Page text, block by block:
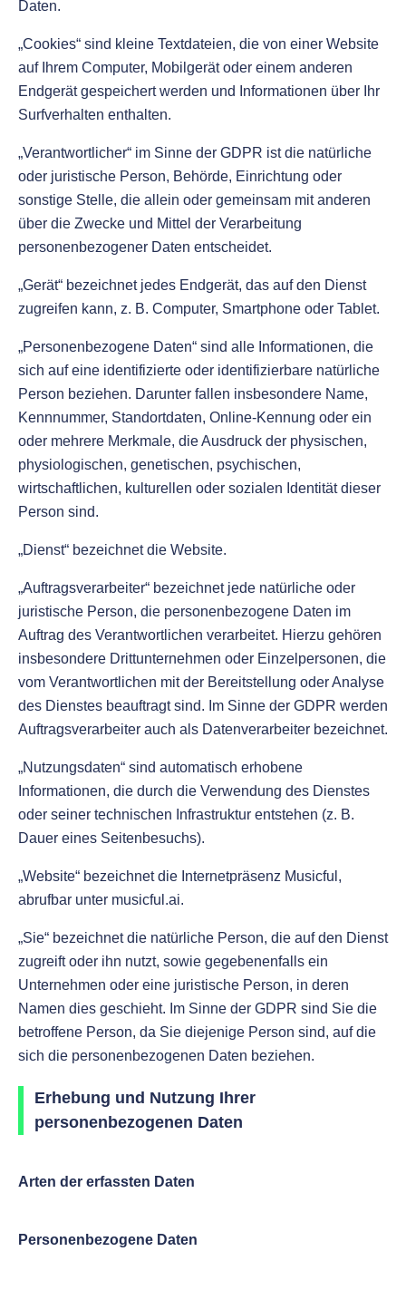
Daten.
„Cookies“ sind kleine Textdateien, die von einer Website
auf Ihrem Computer, Mobilgerät oder einem anderen
Endgerät gespeichert werden und Informationen über Ihr
Surfverhalten enthalten.
„Verantwortlicher“ im Sinne der GDPR ist die natürliche
oder juristische Person, Behörde, Einrichtung oder
sonstige Stelle, die allein oder gemeinsam mit anderen
über die Zwecke und Mittel der Verarbeitung
personenbezogener Daten entscheidet.
„Gerät“ bezeichnet jedes Endgerät, das auf den Dienst
zugreifen kann, z. B. Computer, Smartphone oder Tablet.
„Personenbezogene Daten“ sind alle Informationen, die
sich auf eine identifizierte oder identifizierbare natürliche
Person beziehen. Darunter fallen insbesondere Name,
Kennnummer, Standortdaten, Online-Kennung oder ein
oder mehrere Merkmale, die Ausdruck der physischen,
physiologischen, genetischen, psychischen,
wirtschaftlichen, kulturellen oder sozialen Identität dieser
Person sind.
„Dienst“ bezeichnet die Website.
„Auftragsverarbeiter“ bezeichnet jede natürliche oder
juristische Person, die personenbezogene Daten im
Auftrag des Verantwortlichen verarbeitet. Hierzu gehören
insbesondere Drittunternehmen oder Einzelpersonen, die
vom Verantwortlichen mit der Bereitstellung oder Analyse
des Dienstes beauftragt sind. Im Sinne der GDPR werden
Auftragsverarbeiter auch als Datenverarbeiter bezeichnet.
„Nutzungsdaten“ sind automatisch erhobene
Informationen, die durch die Verwendung des Dienstes
oder seiner technischen Infrastruktur entstehen (z. B.
Dauer eines Seitenbesuchs).
„Website“ bezeichnet die Internetpräsenz Musicful,
abrufbar unter musicful.ai.
„Sie“ bezeichnet die natürliche Person, die auf den Dienst
zugreift oder ihn nutzt, sowie gegebenenfalls ein
Unternehmen oder eine juristische Person, in deren
Namen dies geschieht. Im Sinne der GDPR sind Sie die
betroffene Person, da Sie diejenige Person sind, auf die
sich die personenbezogenen Daten beziehen.
Erhebung und Nutzung Ihrer
personenbezogenen Daten
Arten der erfassten Daten
Personenbezogene Daten